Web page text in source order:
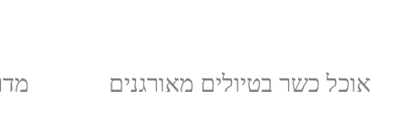
אוכל כשר בטיולים מאורגנים